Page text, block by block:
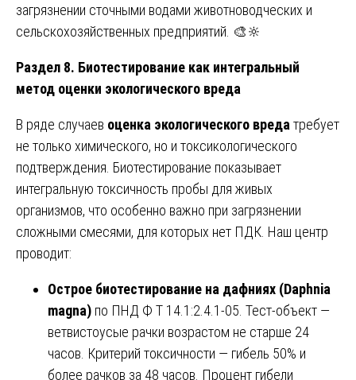
загрязнении сточными водами животноводческих и
сельскохозяйственных предприятий. 🎨🔆
Раздел 8. Биотестирование как интегральный
метод оценки экологического вреда
В ряде случаев оценка экологического вреда требует
не только химического, но и токсикологического
подтверждения. Биотестирование показывает
интегральную токсичность пробы для живых
организмов, что особенно важно при загрязнении
сложными смесями, для которых нет ПДК. Наш центр
проводит:
Острое биотестирование на дафниях (Daphnia
magna) по ПНД Ф Т 14.1:2.4.1-05. Тест-объект —
ветвистоусые рачки возрастом не старше 24
часов. Критерий токсичности — гибель 50% и
более рачков за 48 часов. Процент гибели